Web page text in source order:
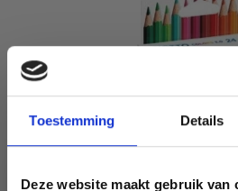
Toestemming Details
Deze website maakt gebruik van